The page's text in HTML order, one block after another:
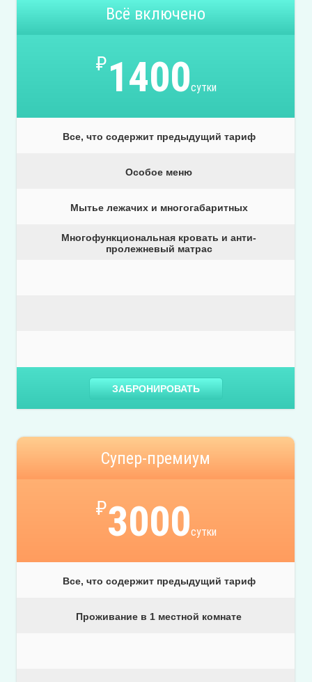
Всё включено
₽1400сутки
Все, что содержит предыдущий тариф
Особое меню
Мытье лежачих и многогабаритных
Многофункциональная кровать и анти-
пролежневый матрас
ЗАБРОНИРОВАТЬ
Супер-премиум
₽3000сутки
Все, что содержит предыдущий тариф
Проживание в 1 местной комнате